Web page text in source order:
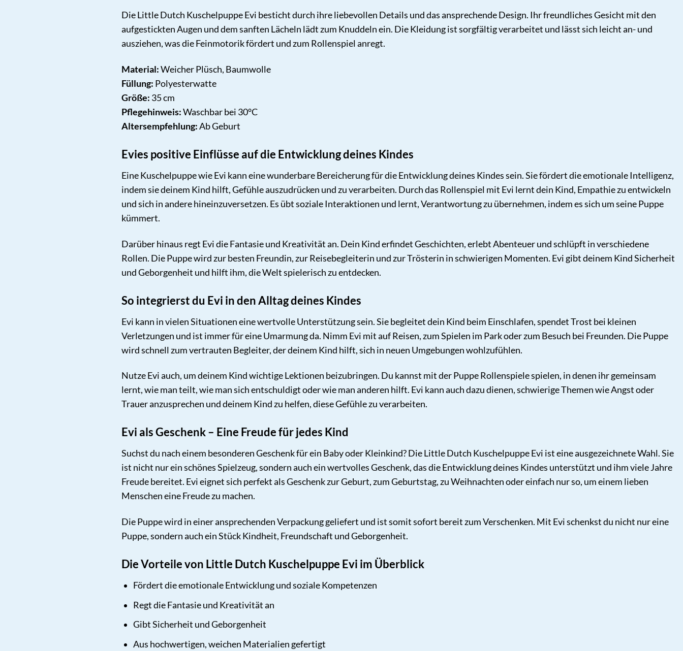
Die Little Dutch Kuschelpuppe Evi besticht durch ihre liebevollen Details und das ansprechende Design. Ihr freundliches Gesicht mit den
aufgestickten Augen und dem sanften Lächeln lädt zum Knuddeln ein. Die Kleidung ist sorgfältig verarbeitet und lässt sich leicht an- und
ausziehen, was die Feinmotorik fördert und zum Rollenspiel anregt.
Material:Weicher Plüsch, Baumwolle
Füllung: Polyesterwatte
Größe: 35 cm
Pflegehinweis:Waschbar bei 30°C
Altersempfehlung:Ab Geburt
Evies positive Einflüsse auf die Entwicklung deines Kindes
Eine Kuschelpuppe wie Evi kann eine wunderbare Bereicherung für die Entwicklung deines Kindes sein. Sie fördert die emotionale Intelligenz,
indem sie deinem Kind hilft, Gefühle auszudrücken und zu verarbeiten. Durch das Rollenspiel mit Evi lernt dein Kind, Empathie zu entwickeln
und sich in andere hineinzuversetzen. Es übt soziale Interaktionen und lernt, Verantwortung zu übernehmen, indem es sich um seine Puppe
kümmert.
Darüber hinaus regt Evi die Fantasie und Kreativität an. Dein Kind erfindet Geschichten, erlebt Abenteuer und schlüpft in verschiedene
Rollen. Die Puppe wird zur besten Freundin, zur Reisebegleiterin und zur Trösterin in schwierigen Momenten. Evi gibt deinem Kind Sicherheit
und Geborgenheit und hilft ihm, die Welt spielerisch zu entdecken.
So integrierst du Evi in den Alltag deines Kindes
Evi kann in vielen Situationen eine wertvolle Unterstützung sein. Sie begleitet dein Kind beim Einschlafen, spendet Trost bei kleinen
Verletzungen und ist immer für eine Umarmung da. Nimm Evi mit auf Reisen, zum Spielen im Park oder zum Besuch bei Freunden. Die Puppe
wird schnell zum vertrauten Begleiter, der deinem Kind hilft, sich in neuen Umgebungen wohlzufühlen.
Nutze Evi auch, um deinem Kind wichtige Lektionen beizubringen. Du kannst mit der Puppe Rollenspiele spielen, in denen ihr gemeinsam
lernt, wie man teilt, wie man sich entschuldigt oder wie man anderen hilft. Evi kann auch dazu dienen, schwierige Themen wie Angst oder
Trauer anzusprechen und deinem Kind zu helfen, diese Gefühle zu verarbeiten.
Evi als Geschenk – Eine Freude für jedes Kind
Suchst du nach einem besonderen Geschenk für ein Baby oder Kleinkind? Die Little Dutch Kuschelpuppe Evi ist eine ausgezeichnete Wahl. Sie
ist nicht nur ein schönes Spielzeug, sondern auch ein wertvolles Geschenk, das die Entwicklung deines Kindes unterstützt und ihm viele Jahre
Freude bereitet. Evi eignet sich perfekt als Geschenk zur Geburt, zum Geburtstag, zu Weihnachten oder einfach nur so, um einem lieben
Menschen eine Freude zu machen.
Die Puppe wird in einer ansprechenden Verpackung geliefert und ist somit sofort bereit zum Verschenken. Mit Evi schenkst du nicht nur eine
Puppe, sondern auch ein Stück Kindheit, Freundschaft und Geborgenheit.
Die Vorteile von Little Dutch Kuschelpuppe Evi im Überblick
Fördert die emotionale Entwicklung und soziale Kompetenzen
Regt die Fantasie und Kreativität an
Gibt Sicherheit und Geborgenheit
Aus hochwertigen, weichen Materialien gefertigt